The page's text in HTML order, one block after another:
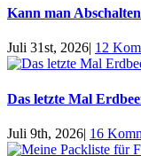
Kann man
Juli 31st, 2026| 12
Das letzte Mal
Juli 9th, 2026| 16